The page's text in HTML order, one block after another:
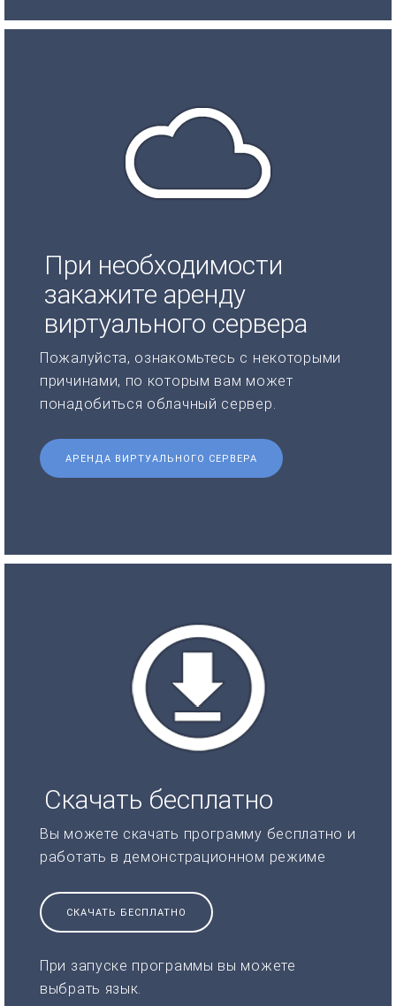
При необходимости
закажите аренду
виртуального сервера
Пожалуйста, ознакомьтесь с некоторыми
причинами, по которым вам может
понадобиться облачный сервер.
АРЕНДА ВИРТУАЛЬНОГО СЕРВЕРА
Скачать бесплатно
Вы можете скачать программу бесплатно и
работать в демонстрационном режиме
СКАЧАТЬ БЕСПЛАТНО
При запуске программы вы можете
выбрать язык.